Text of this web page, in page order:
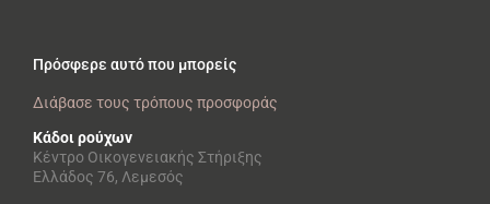
Πρόσφερε αυτό που μπορείς
Διάβασε τους τρόπους προσφοράς
Κάδοι ρούχων
Κέντρο Οικογενειακής Στήριξης
Ελλάδος 76, Λεμεσός